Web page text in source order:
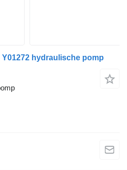
Y01272 hydraulische pomp